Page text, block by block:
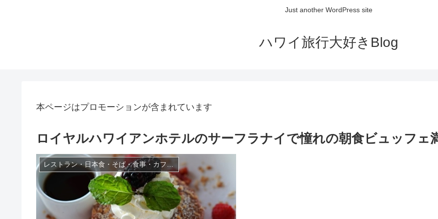
Just another WordPress site
ハワイ旅行大好きBlog
本ページはプロモーションが含まれています
ロイヤルハワイアンホテルのサーフラナイで憧れの朝食ビュッフェ
レストラン・日本食・そば・食事・カフェ・ファーストフード・お弁当・惣菜店・B級グルメ